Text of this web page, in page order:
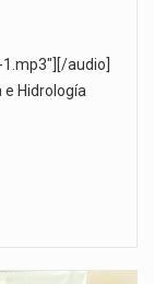
audio]
Hidrología